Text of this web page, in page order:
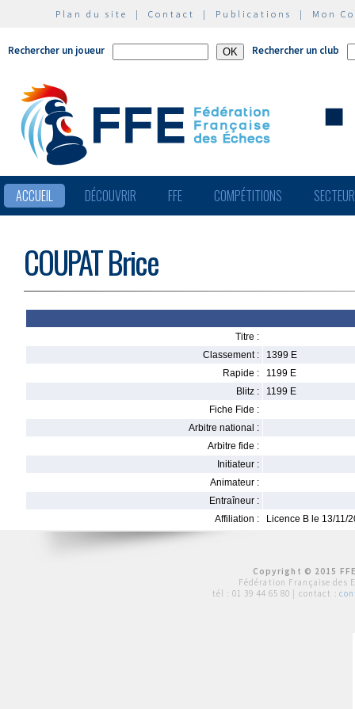
Plan du site | Contact | Publications | Mon
Rechercher un joueur Rechercher un club
ACCUEIL DÉCOUVRIR FFE COMPÉTITIONS
COUPAT Brice
Titre :
Classement :
1399 E
Rapide :
1199 E
Blitz :
1199 E
Fiche Fide :
Arbitre national :
Arbitre fide :
Initiateur :
Animateur :
Entraîneur :
Affiliation :
Licence B le 13/11/
Copyright © 2015
Fédération Française des
tél : 01 39 44 65 80 | contact :